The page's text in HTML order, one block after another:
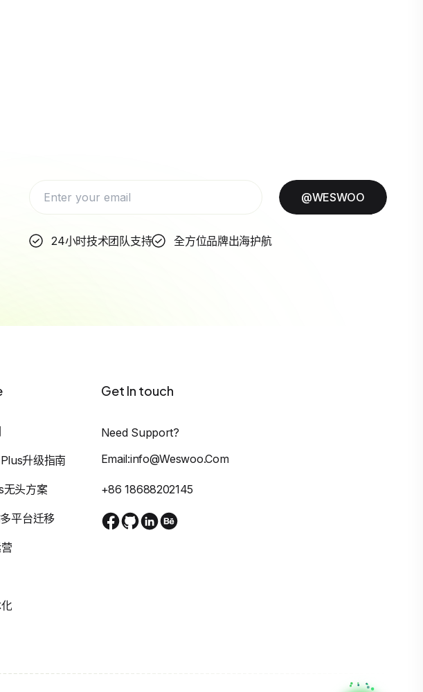
@WESWOO
24小时技术团队支持 全方位品牌出海护航
升级指南
无头方案
平台迁移
Get In touch
Need Support?
Email:info@weswoo.com
+86 18688202145